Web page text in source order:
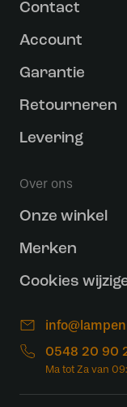
Contact
Account
Garantie
Retourneren
Levering
Over ons
Onze winkel
Merken
Cookies
0548 20 90